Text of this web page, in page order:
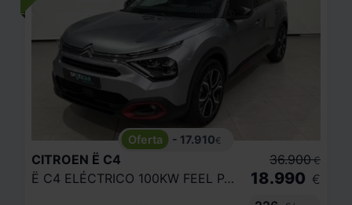
- 17.910€
CITROEN Ë C4
Ë C4 ELÉCTRICO 100KW FEEL PACK
36.900 €
18.990 €